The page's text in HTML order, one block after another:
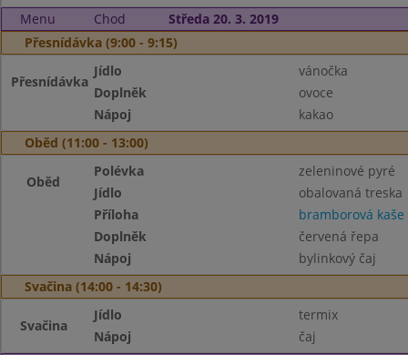
Menu
Chod
Středa 20. 3. 2019
Přesnídávka (9:00 - 9:15)
Přesnídávka
Jídlo
vánočka
Doplněk
ovoce
Nápoj
kakao
Oběd (11:00 - 13:00)
Oběd
Polévka
zeleninové pyré
Jídlo
obalovaná treska
Příloha
bramborová kaše
Doplněk
červená řepa
Nápoj
bylinkový čaj
Svačina (14:00 - 14:30)
Svačina
Jídlo
termix
Nápoj
čaj